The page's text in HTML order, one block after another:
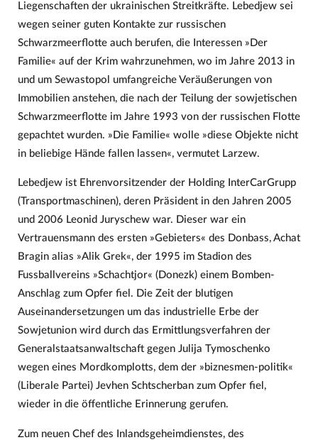
Liegenschaften der ukrainischen Streitkräfte. Lebedjew sei
wegen seiner guten Kontakte zur russischen
Schwarzmeerflotte auch berufen, die Interessen »Der
Familie« auf der Krim wahrzunehmen, wo im Jahre 2013 in
und um Sewastopol umfangreiche Veräußerungen von
Immobilien anstehen, die nach der Teilung der sowjetischen
Schwarzmeerflotte im Jahre 1993 von der russischen Flotte
gepachtet wurden. »Die Familie« wolle »diese Objekte nicht
in beliebige Hände fallen lassen«, vermutet Larzew.
Lebedjew ist Ehrenvorsitzender der Holding InterCarGrupp
(Transportmaschinen), deren Präsident in den Jahren 2005
und 2006 Leonid Juryschew war. Dieser war ein
Vertrauensmann des ersten »Gebieters« des Donbass, Achat
Bragin alias »Alik Grek«, der 1995 im Stadion des
Fussballvereins »Schachtjor« (Donezk) einem Bomben-
Anschlag zum Opfer fiel. Die Zeit der blutigen
Auseinandersetzungen um das industrielle Erbe der
Sowjetunion wird durch das Ermittlungsverfahren der
Generalstaatsanwaltschaft gegen Julija Tymoschenko
wegen eines Mordkomplotts, dem der »biznesmen-politik«
(Liberale Partei) Jevhen Schtscherban zum Opfer fiel,
wieder in die öffentliche Erinnerung gerufen.
Zum neuen Chef des Inlandsgeheimdienstes, des